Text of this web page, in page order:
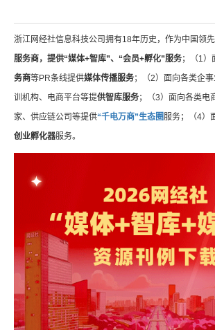
浙江网经社信息科技公司拥有18年历史，作为中国领
服务商，提供“媒体+智库”、“会员+孵化”服务；（1）
务商等PR条线提供媒体传播服务；（2）面向各类企
训机构、电商平台等提供智库服务；（3）面向各类电
家、供应链公司等提供“千电万商”生态圈服务；（4）
创业孵化器服务。